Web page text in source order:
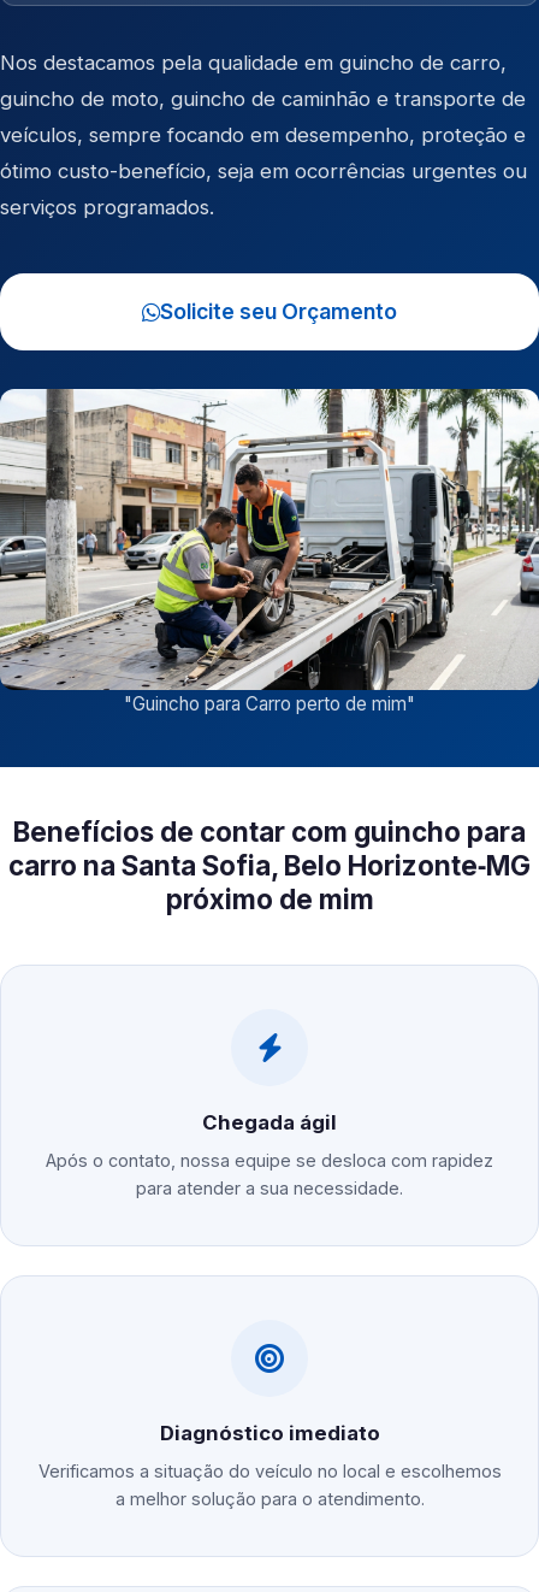
Nos destacamos pela qualidade em guincho de carro,
guincho de moto, guincho de caminhão e transporte de
veículos, sempre focando em desempenho, proteção e
ótimo custo-benefício, seja em ocorrências urgentes ou
serviços programados.
Solicite seu Orçamento
"Guincho para Carro perto de mim"
Benefícios de contar com guincho para
carro na Santa Sofia, Belo Horizonte‑MG
próximo de mim
Chegada ágil
Após o contato, nossa equipe se desloca com rapidez
para atender a sua necessidade.
Diagnóstico imediato
Verificamos a situação do veículo no local e escolhemos
a melhor solução para o atendimento.